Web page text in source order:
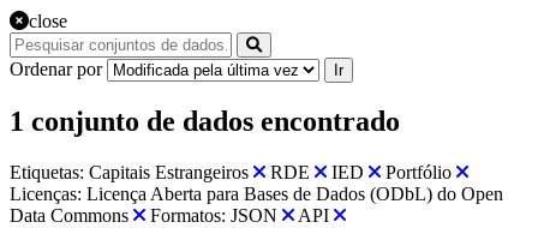
close
Ordenar por Ir
1 conjunto de dados encontrado
Etiquetas: Capitais Estrangeiros RDE IED
Portfólio
Licenças: Licença Aberta para Bases de Dados (ODbL) do Open
Data Commons
Formatos: JSON
API